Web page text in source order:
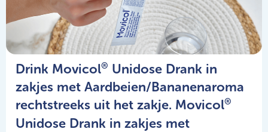
Drink Movicol® Unidose Drank in
zakjes met Aardbeien/Bananenaroma
rechtstreeks uit het zakje. Movicol®
Unidose Drank in zakjes met